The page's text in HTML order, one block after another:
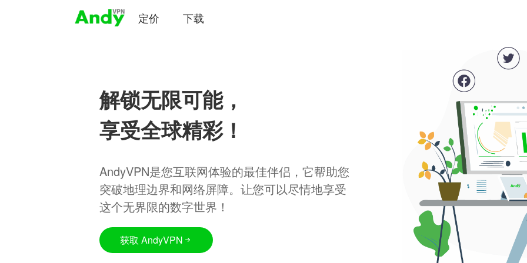
定价 下载
解锁无限可能，
享受全球精彩！
AndyVPN是您互联网体验的最佳伴侣，它帮助您
突破地理边界和网络屏障。让您可以尽情地享受
这个无界限的数字世界！
获取 AndyVPN